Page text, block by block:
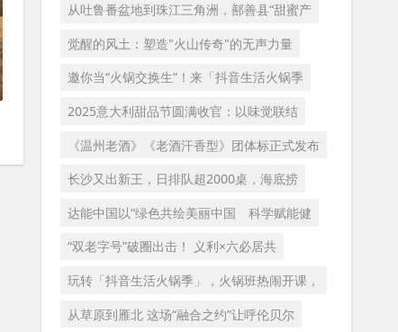
从吐鲁番盆地到珠江三角洲，鄯善县“甜蜜产
觉醒的风土：塑造"火山传奇"的无声力量
邀你当“火锅交换生”！来「抖音生活火锅季
2025意大利甜品节圆满收官：以味觉联结
《温州老酒》《老酒汗香型》团体标正式发布
长沙又出新王，日排队超2000桌，海底捞
达能中国以“绿色共绘美丽中国 科学赋能健
“双老字号”破圈出击！ 义利×六必居共
玩转「抖音生活火锅季」，火锅班热闹开课，
从草原到雁北 这场“融合之约”让呼伦贝尔